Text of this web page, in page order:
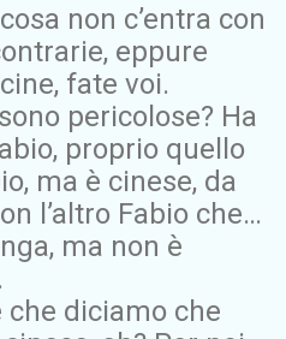
non c’entra con
eppure
fate voi.
pericolose? Ha
proprio quello
ma è cinese, da
l’altro Fabio che…
ma non è
che diciamo che